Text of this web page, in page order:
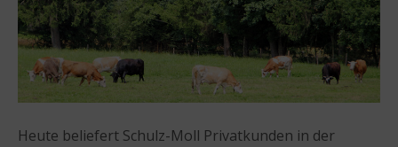
Heute beliefert Schulz-Moll Privatkunden in der